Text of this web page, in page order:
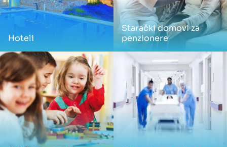
Hoteli
Starački domovi za
penzionere